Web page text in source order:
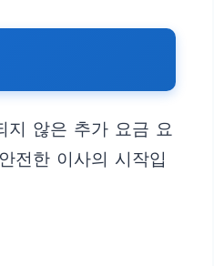
지 않은 추가 요금 요
전한 이사의 시작입